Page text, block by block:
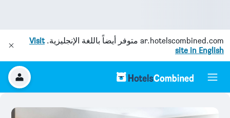
ar.hotelscombined.com متوفر أيضاً باللغة الإنجليزية.Visit
site in English